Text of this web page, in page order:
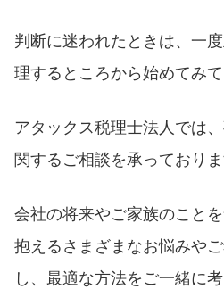
判断に迷われたときは、一
理するところから始めてみ
アタックス税理士法人では
関するご相談を承っておりま
会社の将来やご家族のこと
抱えるさまざまなお悩みや
し、最適な方法をご一緒に